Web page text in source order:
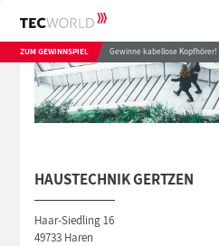
ZUM GEWINNSPIEL Gewinne kabellose Kopfhörer!
HAUSTECHNIK GERTZEN
Haar-Siedling 16
49733 Haren